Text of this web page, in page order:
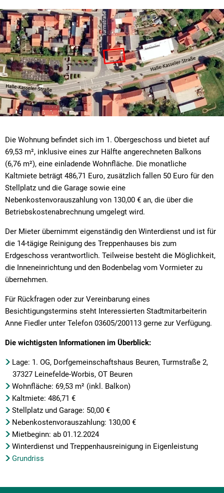
Die Wohnung befindet sich im 1. Obergeschoss und bietet auf
69,53 m², inklusive eines zur Hälfte angerechneten Balkons
(6,76 m²), eine einladende Wohnfläche. Die monatliche
Kaltmiete beträgt 486,71 Euro, zusätzlich fallen 50 Euro für den
Stellplatz und die Garage sowie eine
Nebenkostenvorauszahlung von 130,00 € an, die über die
Betriebskostenabrechnung umgelegt wird.
Der Mieter übernimmt eigenständig den Winterdienst und ist für
die 14-tägige Reinigung des Treppenhauses bis zum
Erdgeschoss verantwortlich. Teilweise besteht die Möglichkeit,
die Inneneinrichtung und den Bodenbelag vom Vormieter zu
übernehmen.
Für Rückfragen oder zur Vereinbarung eines
Besichtigungstermins steht Interessierten Stadtmitarbeiterin
Anne Fiedler unter Telefon 03605/200113 gerne zur Verfügung.
Die wichtigsten Informationen im Überblick:
Lage: 1. OG, Dorfgemeinschaftshaus Beuren, Turmstraße 2,
37327 Leinefelde-Worbis, OT Beuren
Wohnfläche: 69,53 m² (inkl. Balkon)
Kaltmiete: 486,71 €
Stellplatz und Garage: 50,00 €
Nebenkostenvorauszahlung: 130,00 €
Mietbeginn: ab 01.12.2024
Winterdienst und Treppenhausreinigung in Eigenleistung
Grundriss